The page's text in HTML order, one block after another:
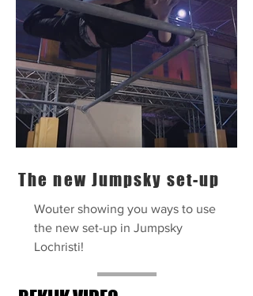
The new Jumpsky set-up
Wouter showing you ways to use
the new set-up in Jumpsky
Lochristi!